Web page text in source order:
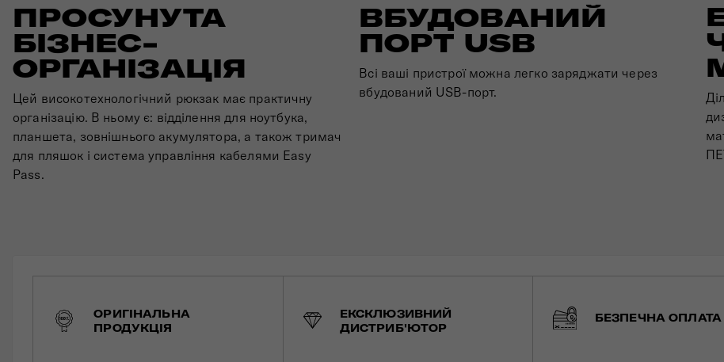
ПРОСУНУТА
БІЗНЕС-
ОРГАНІЗАЦІЯ
Цей високотехнологічний рюкзак має практичну
організацію. В ньому є: відділення для ноутбука,
планшета, зовнішнього акумулятора, а також тримач
для пляшок і система управління кабелями Easy
Pass.
ВБУДОВАНИЙ
ПОРТ USB
Всі ваші пристрої можна легко заряджати через
вбудований USB-порт.
ОРИГІНАЛЬНА
ПРОДУКЦІЯ
ЕКСКЛЮЗИВНИЙ
ДИСТРИБ'ЮТОР
БЕЗПЕЧНА ОПЛАТА